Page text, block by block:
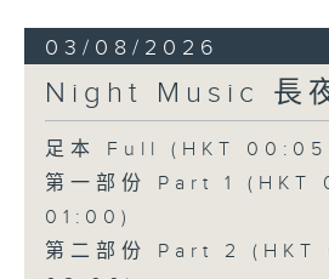
03/08/2026
Night Music 長
足本 Full (HKT
第一部份 Part 1 (HKT
01:00)
第二部份 Part 2 (HKT